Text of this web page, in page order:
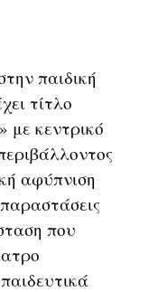
παιδική
τίτλο
με κεντρικό
αφύπνιση
που